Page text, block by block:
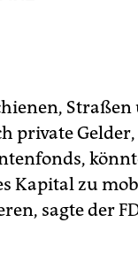
Straßen
private
­Kapital zu
sagte der